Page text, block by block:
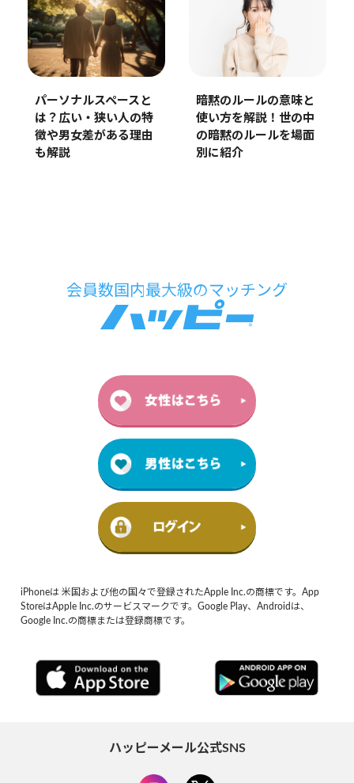
パーソナルスペースと
は？広い・狭い人の特
徴や男女差がある理由
も解説
暗黙のルールの意味と
使い方を解説！世の中
の暗黙のルールを場面
別に紹介
iPhoneは 米国および他の国々で登録されたApple Inc.の商標です。App
StoreはApple Inc.のサービスマークです。Google Play、Androidは、
Google Inc.の商標または登録商標です。
ハッピーメール公式SNS